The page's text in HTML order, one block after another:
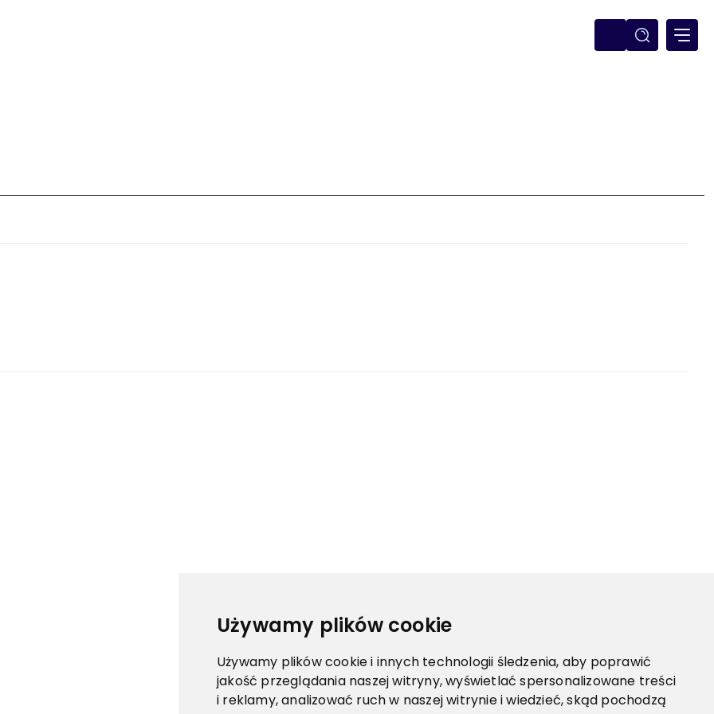
Używamy plików cookie
Używamy plików cookie i innych technologii śledzenia, aby poprawić
jakość przeglądania naszej witryny, wyświetlać spersonalizowane treści
i reklamy, analizować ruch w naszej witrynie i wiedzieć, skąd pochodzą